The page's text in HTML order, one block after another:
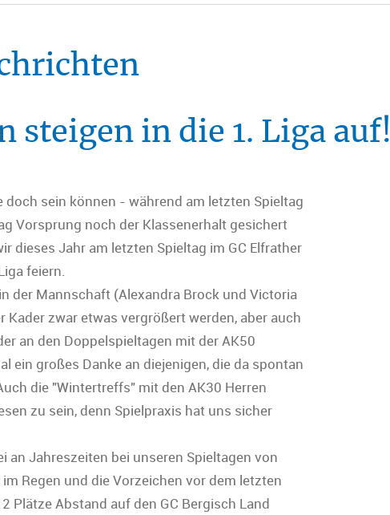
steigen in die 1. Liga auf!
doch sein können - während am letzten Spieltag
Vorsprung noch der Klassenerhalt gesichert
dieses Jahr am letzten Spieltag im GC Elfrather
feiern.
der Mannschaft (Alexandra Brock und Victoria
zwar etwas vergrößert werden, aber auch
an den Doppelspieltagen mit der AK50
ein großes Danke an diejenigen, die da spontan
die "Wintertreffs" mit den AK30 Herren
zu sein, denn Spielpraxis hat uns sicher
an Jahreszeiten bei unseren Spieltagen von
Regen und die Vorzeichen vor dem letzten
Plätze Abstand auf den GC Bergisch Land